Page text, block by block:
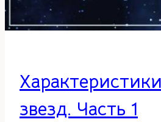
звезд. Часть 1